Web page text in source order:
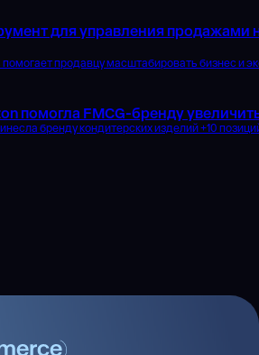
для управления продажами
продавцу масштабировать бизнес и
помогла FMCG-бренду
бренду кондитерских изделий +10